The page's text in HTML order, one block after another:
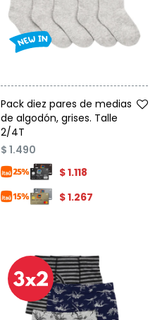
Pack diez pares de medias
de algodón, grises. Talle
2/4T
$ 1.490
$1.118
$1.267